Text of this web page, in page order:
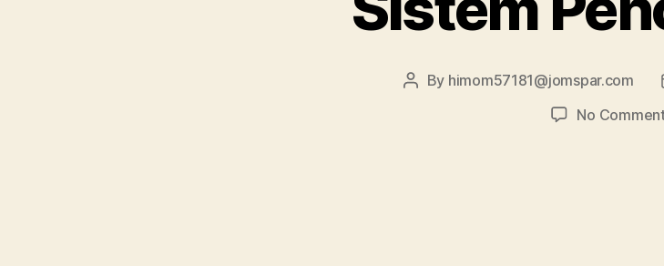
Post
By himom57181@jomspar.com
No